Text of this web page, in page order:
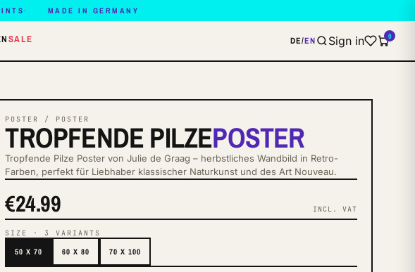
MADE IN GERMANY
SALE DE/EN Sign in 0
POSTER / POSTER
TROPFENDE PILZEPOSTER
Tropfende Pilze Poster von Julie de Graag – herbstliches Wandbild in Retro-
Farben, perfekt für Liebhaber klassischer Naturkunst und des Art Nouveau.
€24.99 INCL. VAT
SIZE ·3 VARIANTS
50 X 70 60 X 80 70 X 100